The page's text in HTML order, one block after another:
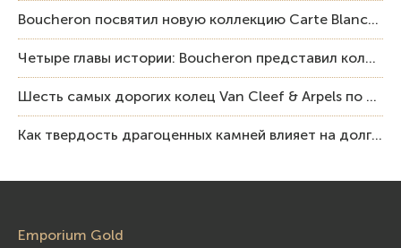
Boucheron посвятил новую коллекцию Carte Blanche Human Being человеку и силе мастерства
Четыре главы истории: Boucheron представил коллекцию «Nom: Boucheron, Prénom: Frédéric»
Шесть самых дорогих колец Van Cleef & Arpels по итогам аукционов Sotheby’s
Как твердость драгоценных камней влияет на долговечность ювелирных изделий
Emporium Gold